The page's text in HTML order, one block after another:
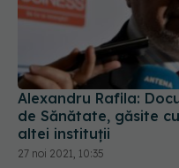
Alexandru Rafila:
de Sănătate, găsite
altei instituții
27 noi 2021, 10:35